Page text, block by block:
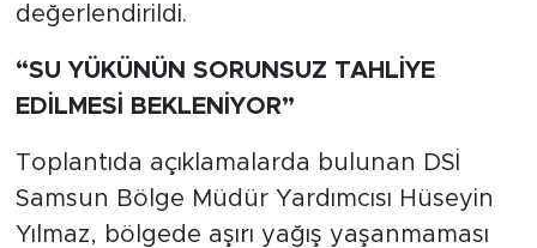
değerlendirildi.
“SU YÜKÜNÜN SORUNSUZ TAHLİYE
EDİLMESİ BEKLENİYOR”
Toplantıda açıklamalarda bulunan DSİ
Samsun Bölge Müdür Yardımcısı Hüseyin
Yılmaz, bölgede aşırı yağış yaşanmaması